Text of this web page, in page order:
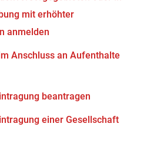
mit erhöhter
anmelden
Anschluss an Aufenthalte
beantragen
einer Gesellschaft